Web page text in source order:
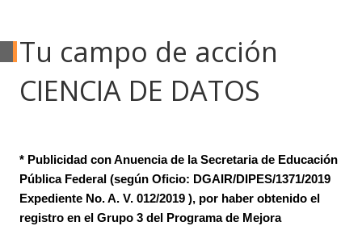
Tu campo de acción
CIENCIA DE DATOS
* Publicidad con Anuencia de la Secretaria de Educación
Pública Federal (según Oficio: DGAIR/DIPES/1371/2019
Expediente No. A. V. 012/2019 ), por haber obtenido el
registro en el Grupo 3 del Programa de Mejora